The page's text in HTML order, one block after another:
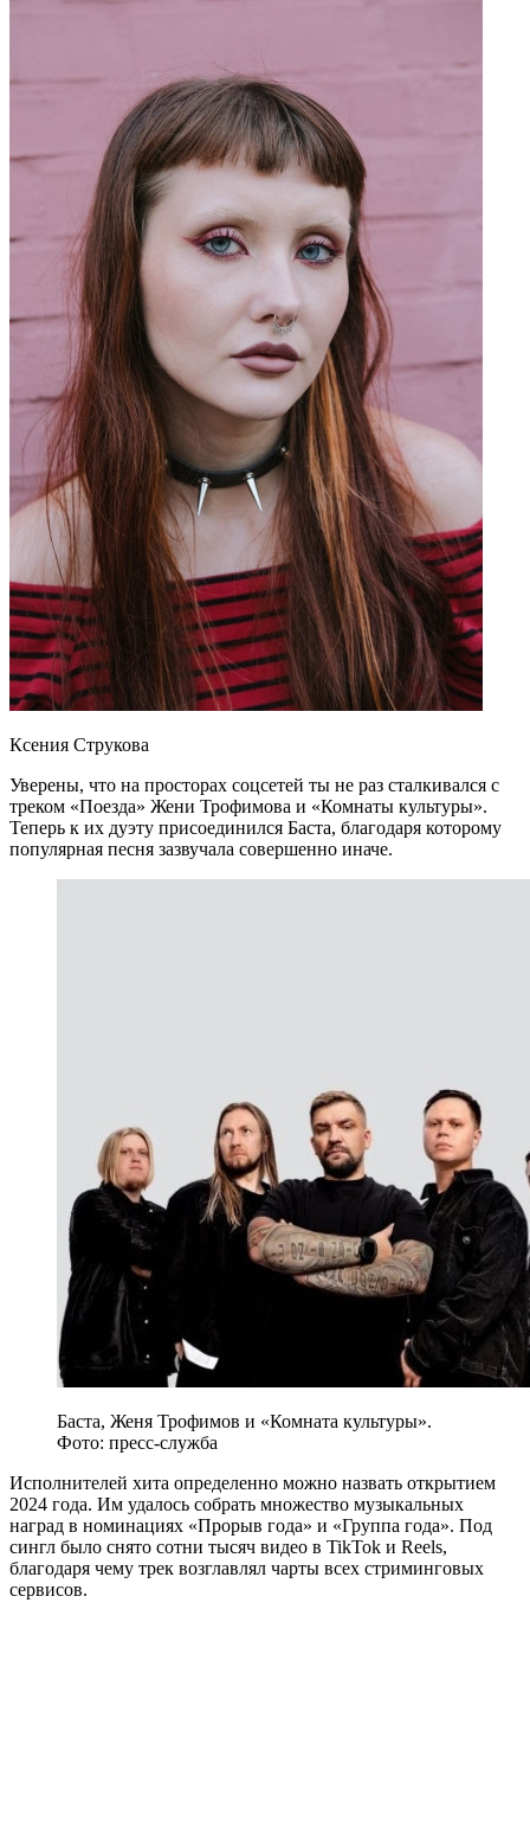
Ксения Струкова
Уверены, что на просторах соцсетей ты не раз сталкивался с
треком «Поезда» Жени Трофимова и «Комнаты культуры».
Теперь к их дуэту присоединился Баста, благодаря которому
популярная песня зазвучала совершенно иначе.
Баста, Женя Трофимов и «Комната культуры».
Фото: пресс-служба
Исполнителей хита определенно можно назвать открытием
2024 года. Им удалось собрать множество музыкальных
наград в номинациях «Прорыв года» и «Группа года». Под
сингл было снято сотни тысяч видео в TikTok и Reels,
благодаря чему трек возглавлял чарты всех стриминговых
сервисов.